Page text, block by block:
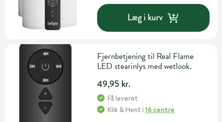
Læg i kurv
Fjernbetjening til Real Flame
LED stearinlys med wetlook.
49,95 kr.
Få leveret
Klik & Hent i16 centre